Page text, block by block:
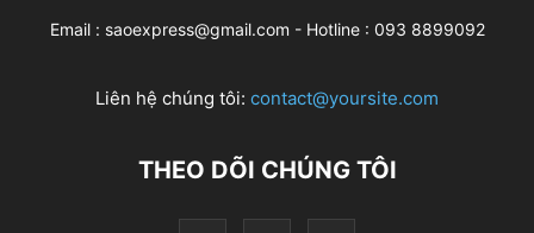
Email : saoexpress@gmail.com - Hotline : 093 8899092
Liên hệ chúng tôi: contact@yoursite.com
THEO DÕI CHÚNG TÔI